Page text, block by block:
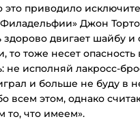
это приводило
Джон
двигает шайбу и
то тоже несет
не исполняй лакросс-
и больше не буду в
всем этом, однако
то, что имеем».